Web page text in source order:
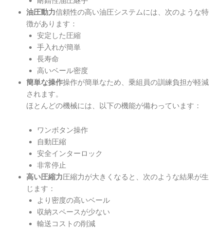
油圧動力信頼性の高い油圧システムには、次のような特
徴があります：
安定した圧縮
手入れが簡単
長寿命
高いベール密度
簡単な操作操作が簡単なため、乗組員の訓練負担が軽減
されます。
ほとんどの機械には、以下の機能が備わっています：
ワンボタン操作
自動圧縮
安全インターロック
非常停止
高い圧縮力圧縮力が大きくなると、次のような結果が生
じます：
より密度の高いベール
収納スペースが少ない
輸送コストの削減